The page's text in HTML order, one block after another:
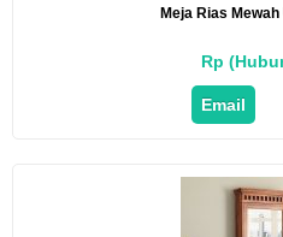
Meja Rias
Rp
Email